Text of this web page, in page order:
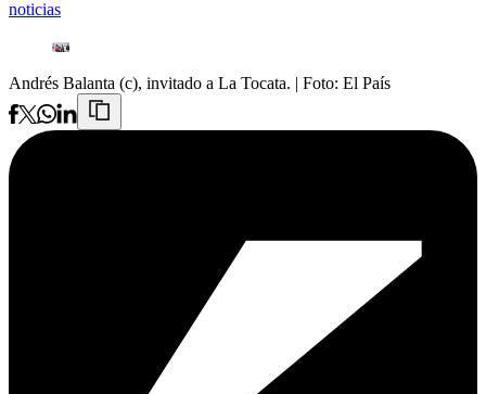
noticias
Andrés Balanta (c), invitado a La Tocata. | Foto: El País